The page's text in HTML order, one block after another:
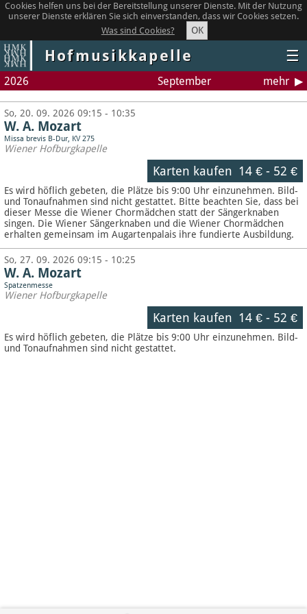
Cookies helfen uns bei der Bereitstellung unserer Dienste. Mit der Nutzung
unserer Dienste erklären Sie sich einverstanden, dass wir Cookies setzen.
Was sind Cookies?
OK
Hofmusikkapelle ☰
2026 September mehr
So, 20. 09. 2026 09:15 - 10:35
W. A. Mozart
Missa brevis B-Dur, KV 275
Wiener Hofburgkapelle
Karten kaufen 14 €- 52 €
Es wird höflich gebeten, die Plätze bis 9:00 Uhr einzunehmen. Bild-
und Tonaufnahmen sind nicht gestattet. Bitte beachten Sie, dass bei
dieser Messe die Wiener Chormädchen statt der Sängerknaben
singen. Die Wiener Sängerknaben und die Wiener Chormädchen
erhalten gemeinsam im Augartenpalais ihre fundierte Ausbildung.
So, 27. 09. 2026 09:15 - 10:25
W. A. Mozart
Spatzenmesse
Wiener Hofburgkapelle
Karten kaufen 14 €- 52 €
Es wird höflich gebeten, die Plätze bis 9:00 Uhr einzunehmen. Bild-
und Tonaufnahmen sind nicht gestattet.